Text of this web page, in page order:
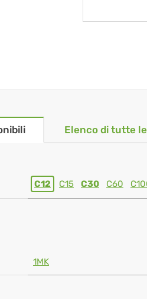
Elenco di tutte
C12 C15 C30 C60
1MK